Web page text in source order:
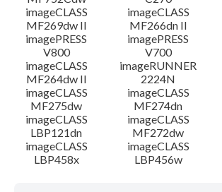
imageCLASS
MF269dw II
imageCLASS
MF266dn II
imagePRESS
V800
imagePRESS
V700
imageCLASS
MF264dw II
imageRUNNER
2224N
imageCLASS
MF275dw
imageCLASS
MF274dn
imageCLASS
LBP121dn
imageCLASS
MF272dw
imageCLASS
LBP458x
imageCLASS
LBP456w